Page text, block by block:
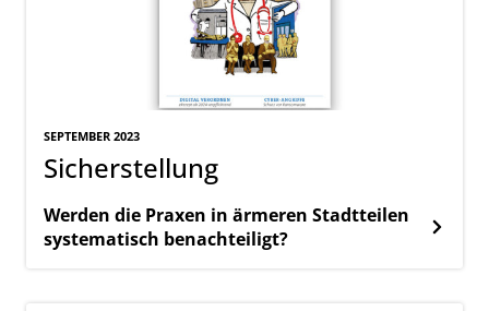
SEPTEMBER 2023
Sicherstellung
Werden die Praxen in ärmeren Stadtteilen
systematisch benachteiligt?